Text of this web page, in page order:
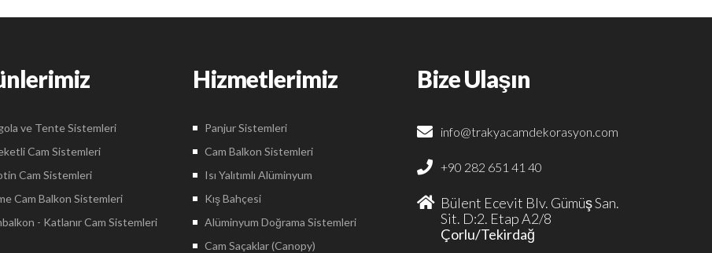
ve Tente Sistemleri
Cam Sistemleri
Cam Sistemleri
Cam Balkon Sistemleri
- Katlanır Cam Sistemleri
Hizmetlerimiz
Panjur Sistemleri
Cam Balkon Sistemleri
Isı Yalıtımlı Alüminyum
Kış Bahçesi
Alüminyum Doğrama Sistemleri
Cam Saçaklar (Canopy)
Bize Ulaşın
info@trakyacamdekorasyon.com
+90 282 651 41 40
Bülent Ecevit Blv. Gümüş San.
Sit. D:2. Etap A2/8
Çorlu/Tekirdağ